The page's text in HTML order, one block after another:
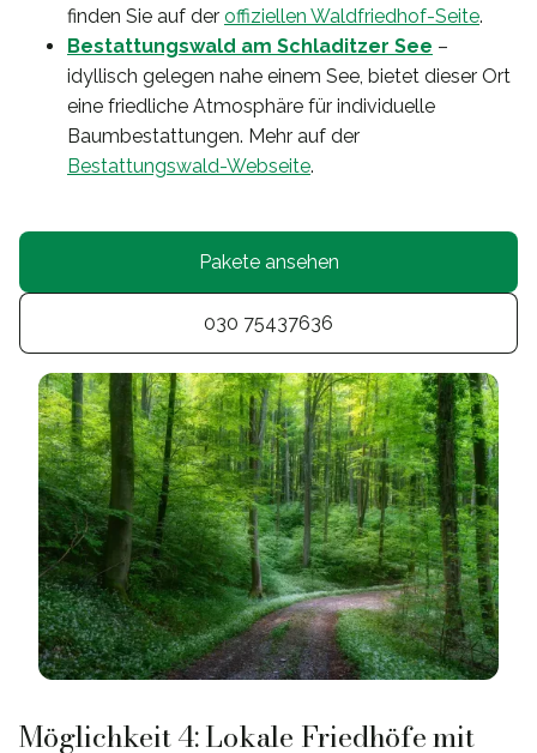
finden Sie auf der offiziellen Waldfriedhof-Seite.
Bestattungswald am Schladitzer See –
idyllisch gelegen nahe einem See, bietet dieser Ort
eine friedliche Atmosphäre für individuelle
Baumbestattungen. Mehr auf der
Bestattungswald-Webseite.
Pakete ansehen
030 75437636
Möglichkeit 4: Lokale Friedhöfe mit